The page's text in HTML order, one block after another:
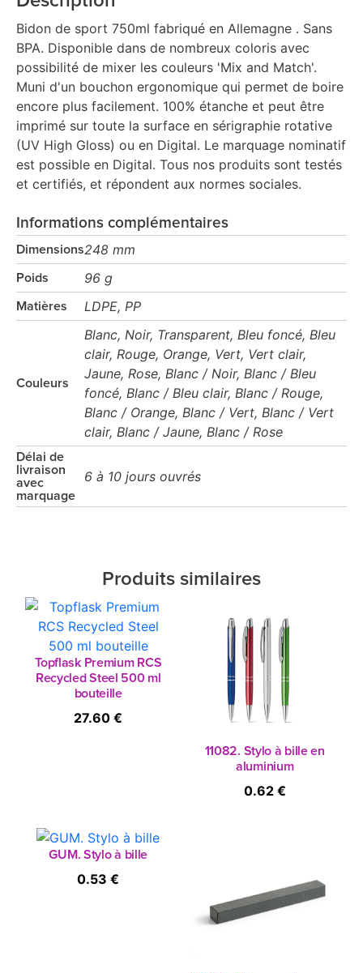
Bidon de sport 750ml fabriqué en Allemagne . Sans
BPA. Disponible dans de nombreux coloris avec
possibilité de mixer les couleurs 'Mix and Match'.
Muni d'un bouchon ergonomique qui permet de boire
encore plus facilement. 100% étanche et peut être
imprimé sur toute la surface en sérigraphie rotative
(UV High Gloss) ou en Digital. Le marquage nominatif
est possible en Digital. Tous nos produits sont testés
et certifiés, et répondent aux normes sociales.
Informations complémentaires
Dimensions248 mm
Poids 96 g
Matières LDPE, PP
Couleurs
Blanc, Noir, Transparent, Bleu foncé, Bleu
clair, Rouge, Orange, Vert, Vert clair,
Jaune, Rose, Blanc / Noir, Blanc / Bleu
foncé, Blanc / Bleu clair, Blanc / Rouge,
Blanc / Orange, Blanc / Vert, Blanc / Vert
clair, Blanc / Jaune, Blanc / Rose
Délai de
livraison
avec
marquage
6 à 10 jours ouvrés
Produits similaires
Topflask Premium RCS
Recycled Steel 500 ml
bouteille
27.60 €
11082. Stylo à bille en
aluminium
0.62 €
GUM. Stylo à bille
0.53 €